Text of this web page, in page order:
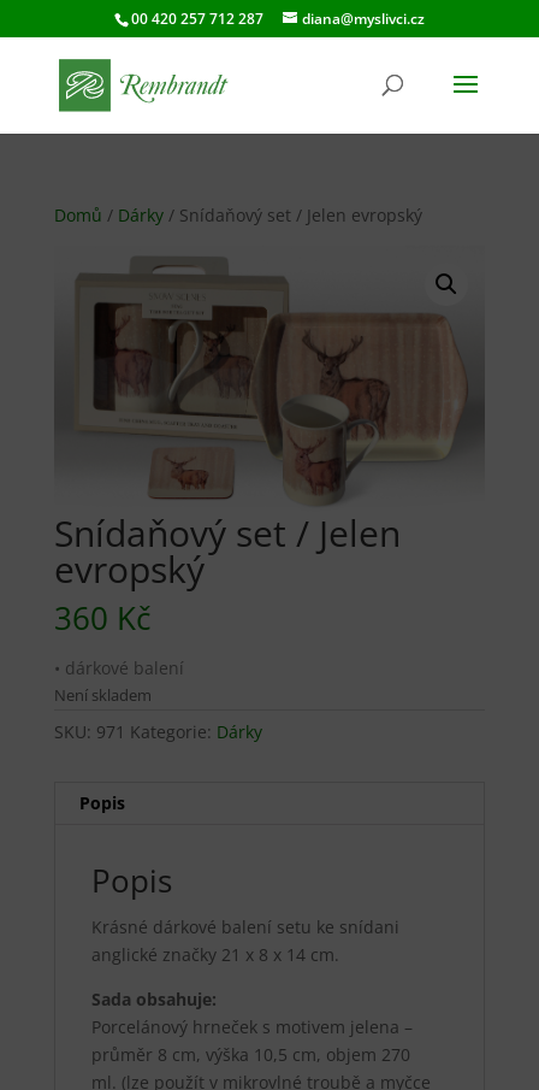
00 420 257 712 287 diana@myslivci.cz
Domů / Dárky/ Snídaňový set / Jelen evropský
Snídaňový set / Jelen
evropský
360 Kč
• dárkové balení
Není skladem
SKU: 971 Kategorie: Dárky
Popis
Popis
Krásné dárkové balení setu ke snídani
anglické značky 21 x 8 x 14 cm.
Sada obsahuje:
Porcelánový hrneček s motivem jelena –
průměr 8 cm, výška 10,5 cm, objem 270
ml. (lze použít v mikrovlné troubě a myčce